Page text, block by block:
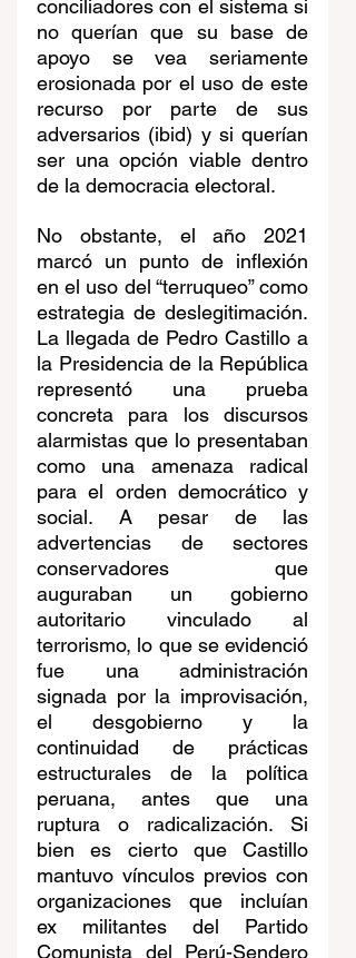
conciliadores con el sistema si
no querían que su base de
apoyo se vea seriamente
erosionada por el uso de este
recurso por parte de sus
adversarios (ibid) y si querían
ser una opción viable dentro
de la democracia electoral.
No obstante, el año 2021
marcó un punto de inflexión
en el uso del “terruqueo” como
estrategia de deslegitimación.
La llegada de Pedro Castillo a
la Presidencia de la República
representó una prueba
concreta para los discursos
alarmistas que lo presentaban
como una amenaza radical
para el orden democrático y
social. A pesar de las
advertencias de sectores
conservadores que
auguraban un gobierno
autoritario vinculado al
terrorismo, lo que se evidenció
fue una administración
signada por la improvisación,
el desgobierno y la
continuidad de prácticas
estructurales de la política
peruana, antes que una
ruptura o radicalización. Si
bien es cierto que Castillo
mantuvo vínculos previos con
organizaciones que incluían
ex militantes del Partido
Comunista del Perú-Sendero